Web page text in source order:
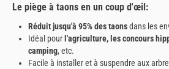
Le piège à taons en un coup d'œil:
Réduit jusqu'à 95% des taonsdans les
Idéal pour l'agriculture, les concours
camping, etc.
Facile à installer et à suspendre aux